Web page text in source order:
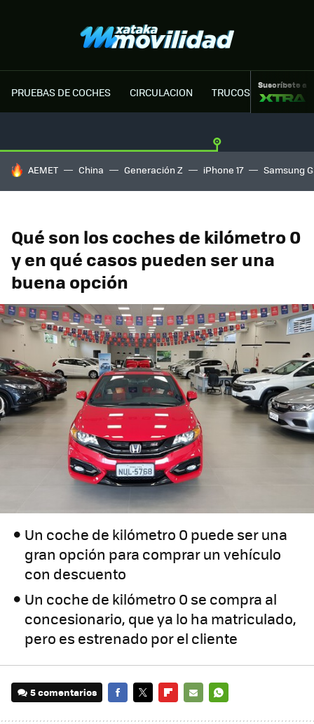
PRUEBAS DE COCHES CIRCULACION TRUCOS MOTOR
Suscríbete a
HOY SE HABLA DE
AEMET China Generación Z iPhone 17 Samsung
Qué son los coches de kilómetro 0
y en qué casos pueden ser una
buena opción
Un coche de kilómetro 0 puede ser una
gran opción para comprar un vehículo
con descuento
Un coche de kilómetro 0 se compra al
concesionario, que ya lo ha matriculado,
pero es estrenado por el cliente
5 comentarios